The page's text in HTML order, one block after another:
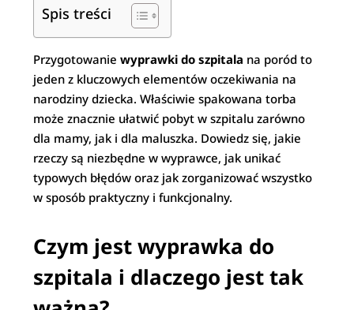
Spis treści
Przygotowaniewyprawki do szpitala na poród to
jeden z kluczowych elementów oczekiwania na
narodziny dziecka. Właściwie spakowana torba
może znacznie ułatwić pobyt w szpitalu zarówno
dla mamy, jak i dla maluszka. Dowiedz się, jakie
rzeczy są niezbędne w wyprawce, jak unikać
typowych błędów oraz jak zorganizować wszystko
w sposób praktyczny i funkcjonalny.
Czym jest wyprawka do
szpitala i dlaczego jest tak